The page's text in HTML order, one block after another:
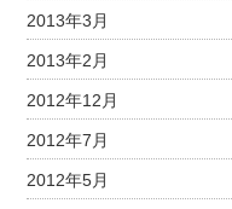
2013年3月
2013年2月
2012年12月
2012年7月
2012年5月